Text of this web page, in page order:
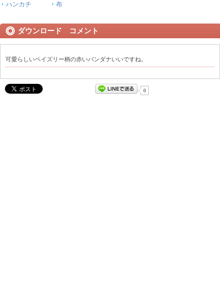
ハンカチ
布
ダウンロード コメント
可愛らしいペイズリー柄の赤いバンダナいいですね。
0